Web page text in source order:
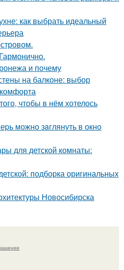
как выбрать идеальный
и почему
на балконе: выбор
чтобы в нём хотелось
можно зaглянуть в окно
для детской комнаты:
подборка оригинальных
Новосибирска